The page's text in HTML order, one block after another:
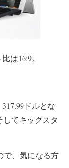
は16:9。
ドルとな
してキックスタ
で、気になる方